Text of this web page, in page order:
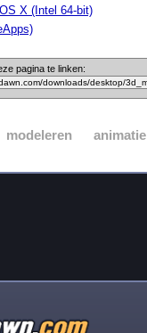
X (Intel 64-bit)
pagina te linken:
modeleren animatie